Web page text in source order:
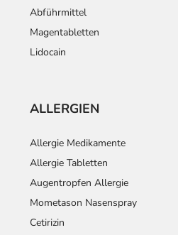
Abführmittel
Magentabletten
Lidocain
ALLERGIEN
Allergie Medikamente
Allergie Tabletten
Augentropfen Allergie
Mometason Nasenspray
Cetirizin